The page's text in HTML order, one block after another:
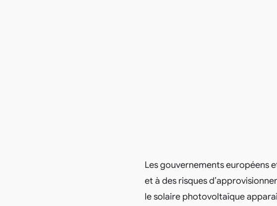
Les gouvernements européens
et à des risques
le solaire photovoltaïque